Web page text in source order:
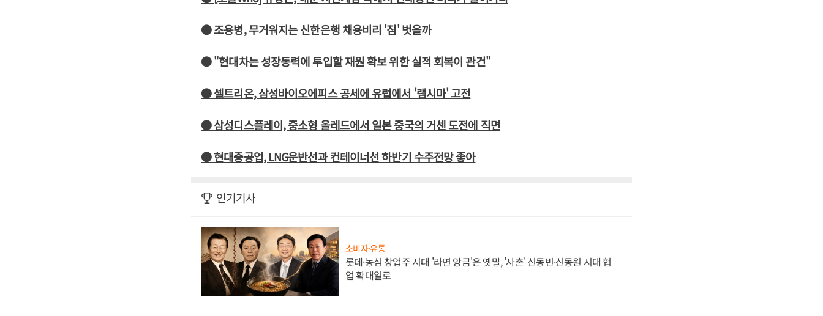
● 조용병, 무거워지는 신한은행 채용비리 '짐' 벗을까
● "현대차는 성장동력에 투입할 재원 확보 위한 실적 회복이 관건"
● 셀트리온, 삼성바이오에피스 공세에 유럽에서 '램시마' 고전
● 삼성디스플레이, 중소형 올레드에서 일본 중국의 거센 도전에 직면
● 현대중공업, LNG운반선과 컨테이너선 하반기 수주전망 좋아
인기기사
소비자·유통
롯데·농심 창업주 시대 '라면 앙금'은 옛말, '사촌' 신동빈·신동원 시대 협
업 확대일로